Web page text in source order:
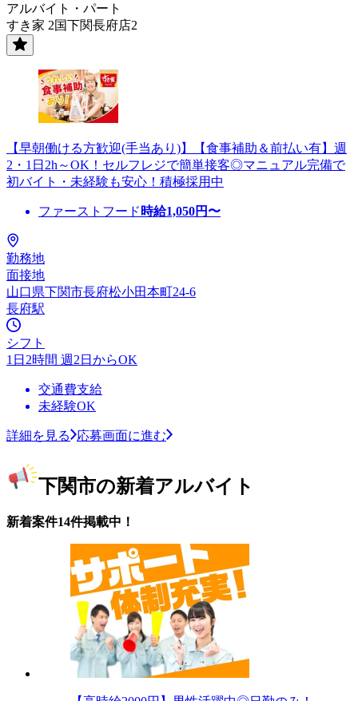
アルバイト・パート
すき家 2国下関長府店2
【早朝働ける方歓迎(手当あり)】【食事補助＆前払い有】週
2・1日2h～OK！セルフレジで簡単接客◎マニュアル完備で
初バイト・未経験も安心！積極採用中
ファーストフード 時給1,050円〜
勤務地
面接地
山口県下関市長府松小田本町24-6
長府駅
シフト
1日2時間 週2日からOK
交通費支給
未経験OK
詳細を見る 応募画面に進む
下関市の新着アルバイト
新着案件14件掲載中！